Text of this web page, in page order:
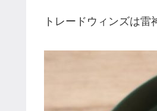
トレードウィンズは